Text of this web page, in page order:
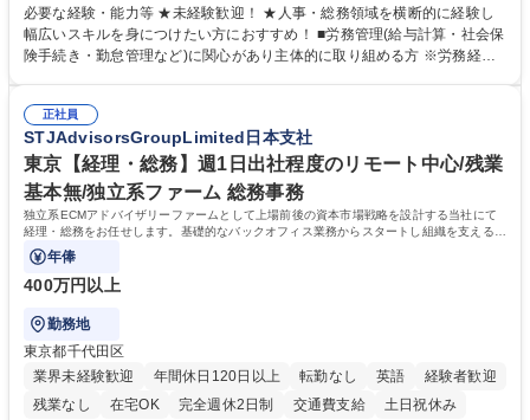
営を支えるゼネラリストをめざせます。 ・初期業務：労働時間管理、給与
計算、社会保険対応、福利厚生管理、安全衛生、健康経営推進等をお任せ
します。ご経験に応じて、休職者管理など、幅広く経験を積んでいただき
幅広く経験を積みたい意欲がある方に最適な環境です。 募集職種 【総
務・人事】未経験歓迎/日立グループ/組織運営を支えるゼネラリストを目
指す
必要な経験・能力等 ★未経験歓迎！ ★人事・総務領域を横断的に経験し
幅広いスキルを身につけたい方におすすめ！ ■労務管理(給与計算・社会保
険手続き・勤怠管理など)に関心があり主体的に取り組める方 ※労務経験
のご経験 ■労務管理（給与計算・社会保険手続き・勤怠管理など）の経験
■衛生管理者の資格をお持ちの方 学歴・資格 学歴：大学院 大学 高専 短大
専修学校 高校 語学力： 資格：
正社員
STJAdvisorsGroupLimited日本支社
東京【経理・総務】週1日出社程度のリモート中心/残業
基本無/独立系ファーム 総務事務
独立系ECMアドバイザリーファームとして上場前後の資本市場戦略を設計する当社にて
経理・総務をお任せします。基礎的なバックオフィス業務からスタートし組織を支える専
任担当として広く活躍できる環境です。
年俸
400万円以上
勤務地
東京都千代田区
業界未経験歓迎
年間休日120日以上 転勤なし 英語
経験者歓迎
残業なし
在宅OK 完全週休2日制 交通費支給 土日祝休み